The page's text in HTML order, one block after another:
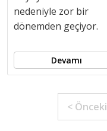
nedeniyle zor bir
dönemden geçiyor.
Devamı
< Önceki